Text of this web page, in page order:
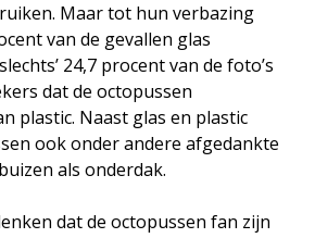
Maar tot hun verbazing
van de gevallen glas
24,7 procent van de foto’s
dat de octopussen
plastic. Naast glas en plastic
ook onder andere afgedankte
als onderdak.
dat de octopussen fan zijn